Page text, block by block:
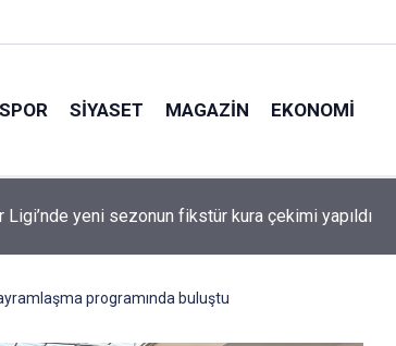
SPOR SIYASET MAGAZIN EKONOMI
yeni sezonun fikstür kura çekimi yapıldı
programında buluştu